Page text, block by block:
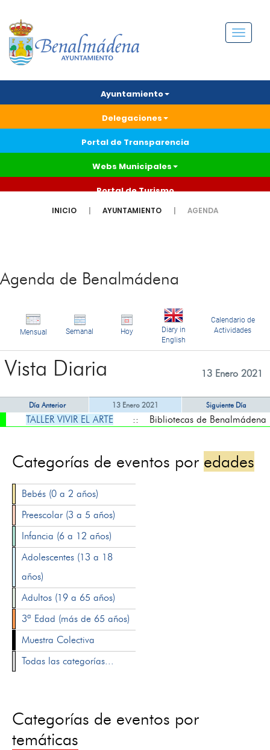
Menú
Ayuntamiento
Delegaciones
Portal de Transparencia
Webs Municipales
Portal de Turismo
INICIO AYUNTAMIENTO AGENDA
Agenda de Benalmádena
Mensual Semanal Hoy
Diary in
English
Calendario de
Actividades
Vista Diaria 13 Enero 2021
Día Anterior 13 Enero 2021 Siguiente Día
TALLER VIVIR EL ARTE :: Bibliotecas de Benalmádena
Categorías de eventos por edades
Bebés (0 a 2 años)
Preescolar (3 a 5 años)
Infancia (6 a 12 años)
Adolescentes (13 a 18
años)
Adultos (19 a 65 años)
3ª Edad (más de 65 años)
Muestra Colectiva
Todas las categorías...
Categorías de eventos por
temáticas